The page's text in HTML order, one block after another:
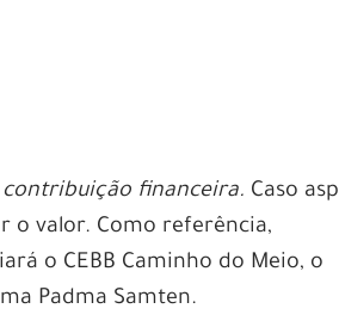
contribuição financeira. Caso
o valor. Como referência,
o CEBB Caminho do Meio, o
Padma Samten.